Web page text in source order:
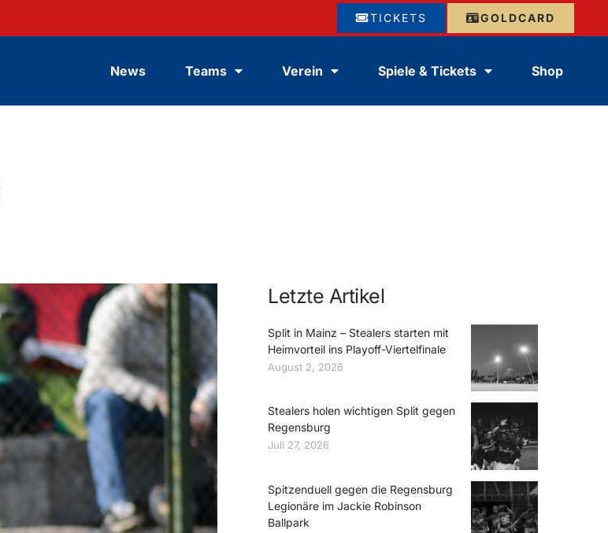
GOLDCARD
TICKETS
News Teams Verein Spiele & Tickets Shop
Letzte Artikel
Split in Mainz – Stealers starten mit
Heimvorteil ins Playoff-Viertelfinale
August 2, 2026
Stealers holen wichtigen Split gegen
Regensburg
Juli 27, 2026
Spitzenduell gegen die Regensburg
Legionäre im Jackie Robinson
Ballpark